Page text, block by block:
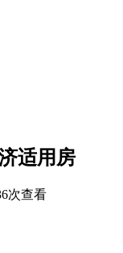
适用房
次查看